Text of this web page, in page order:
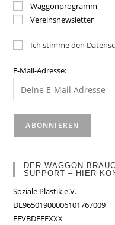
Waggonprogramm
Vereinsnewsletter
Ich stimme den
E-Mail-Adresse:
DER WAGGON
SUPPORT – HIER
Soziale Plastik e.V.
DE96501900006101767009
FFVBDEFFXXX